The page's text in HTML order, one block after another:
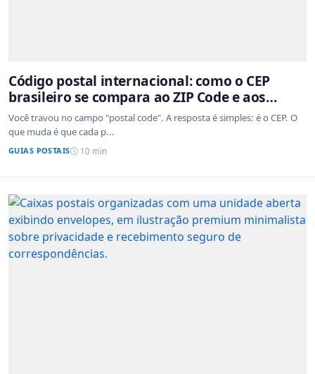
Código postal internacional: como o CEP
brasileiro se compara ao ZIP Code e aos
sistemas de outros países
Você travou no campo "postal code". A resposta é simples: é o CEP. O
que muda é que cada p...
GUIAS POSTAIS 10 min